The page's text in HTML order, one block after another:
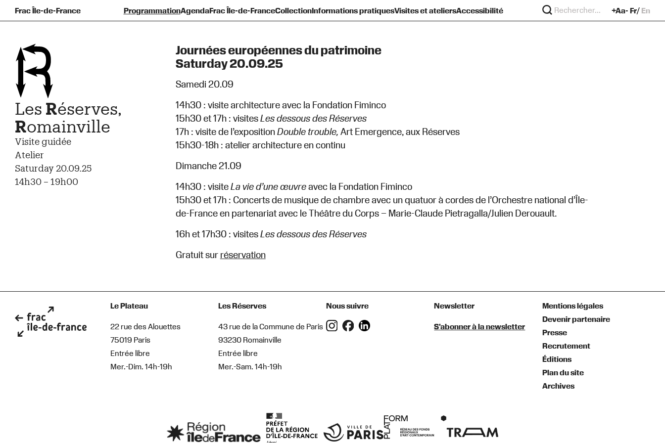
Frac Île-de-France
ProgrammationAgendaFrac Île-de-FranceCollectionInformations pratiquesVisites et ateliersAccessibilité +Aa- Fr En
Les Réserves,
Romainville
Visite guidée
Atelier
Saturday 20.09.25
14h30 – 19h00
Journées européennes du patrimoine
Saturday 20.09.25
Samedi 20.09
14h30 : visite architecture avec la Fondation Fiminco
15h30 et 17h : visitesLes dessous des Réserves
17h : visite de l’expositionDouble trouble, Art Emergence, aux Réserves
15h30-18h : atelier architecture en continu
Dimanche 21.09
14h30 : visiteLa vie d’une œuvreavec la Fondation Fiminco
15h30 et 17h : Concerts de musique de chambre avec un quatuor à cordes de l’Orchestre national d’Île-
de-France en partenariat avec le Théâtre du Corps – Marie-Claude Pietragalla/Julien Derouault.
16h et 17h30 : visitesLes dessous des Réserves
Gratuit sur réservation
Le Plateau
22 rue des Alouettes
75019 Paris
Entrée libre
Mer.-Dim. 14h-19h
Les Réserves
43 rue de la Commune de Paris
93230 Romainville
Entrée libre
Mer.-Sam. 14h-19h
Nous suivre Newsletter
S'abonner à la newsletter
Mentions légales
Devenir partenaire
Presse
Recrutement
Éditions
Plan du site
Archives